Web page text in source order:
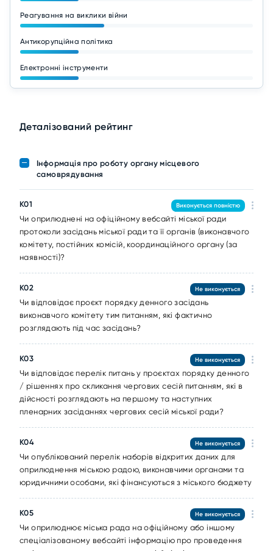
Реагування на виклики війни
Антикорупційна політика
Електронні інструменти
Деталізований рейтинг
Інформація про роботу органу місцевого
самоврядування
K01
Чи оприлюднені на офіційному вебсайті міської ради
протоколи засідань міської ради та її органів (виконавчого
комітету, постійних комісій, координаційного органу (за
наявності)?
Виконується повністю
K02
Чи відповідає проєкт порядку денного засідань
виконавчого комітету тим питанням, які фактично
розглядають під час засідань?
Не виконується
K03
Чи відповідає перелік питань у проєктах порядку денного
/ рішеннях про скликання чергових сесій питанням, які в
дійсності розглядають на першому та наступних
пленарних засіданнях чергових сесій міської ради?
Не виконується
K04
Чи опублікований перелік наборів відкритих даних для
оприлюднення міською радою, виконавчими органами та
юридичними особами, які фінансуються з міського бюджету
Не виконується
K05
Чи оприлюднює міська рада на офіційному або іншому
спеціалізованому вебсайті інформацію про проведення
Не виконується